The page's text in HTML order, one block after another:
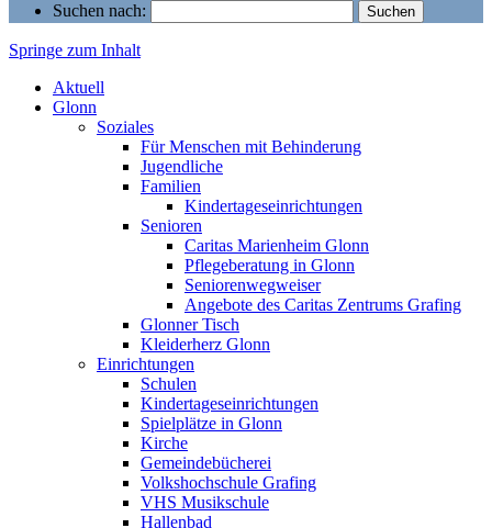
Suchen nach:
Markt Glonn
Springe zum Inhalt
Aktuell
Glonn
Soziales
Für Menschen mit Behinderung
Jugendliche
Familien
Kindertageseinrichtungen
Senioren
Caritas Marienheim Glonn
Pflegeberatung in Glonn
Seniorenwegweiser
Angebote des Caritas Zentrums Grafing
Glonner Tisch
Kleiderherz Glonn
Einrichtungen
Schulen
Kindertageseinrichtungen
Spielplätze in Glonn
Kirche
Gemeindebücherei
Volkshochschule Grafing
VHS Musikschule
Hallenbad